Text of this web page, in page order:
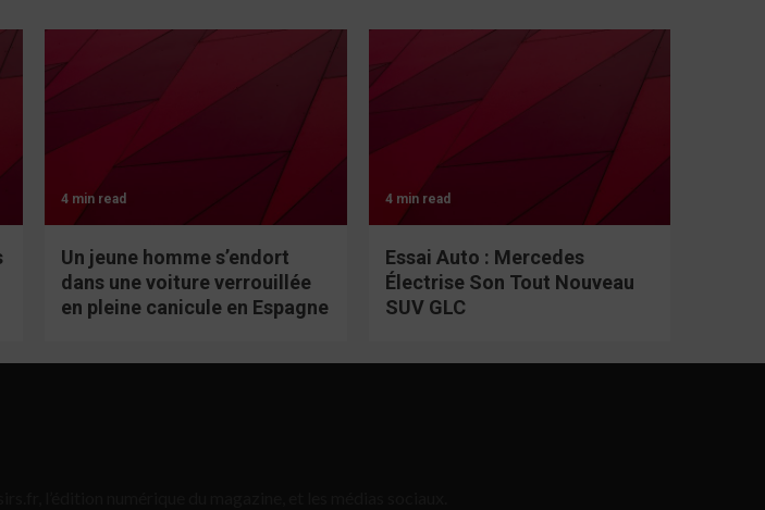
4 min read
Un jeune homme s’endort
dans une voiture verrouillée
en pleine canicule en Espagne
4 min read
Essai Auto : Mercedes
Électrise Son Tout Nouveau
SUV GLC